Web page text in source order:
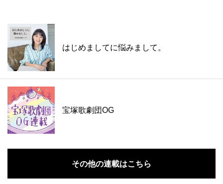
はじめましてに悩みまして。
宝塚歌劇団OG
その他の連載はこちら